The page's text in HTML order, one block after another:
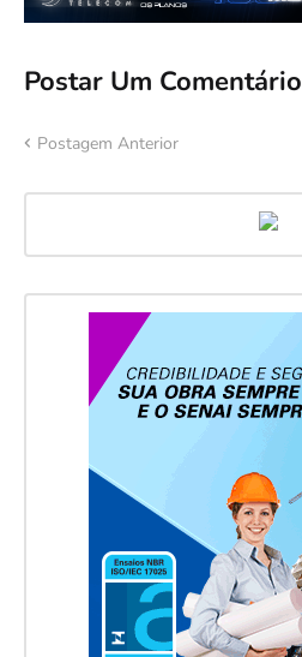
Postar Um Comentário
Postagem Anterior